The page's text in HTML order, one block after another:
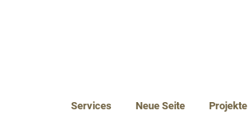
Services Neue Seite Projekte